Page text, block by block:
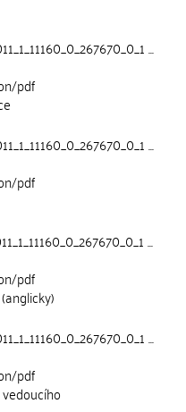
...
pdf
...
pdf
...
pdf
...
pdf